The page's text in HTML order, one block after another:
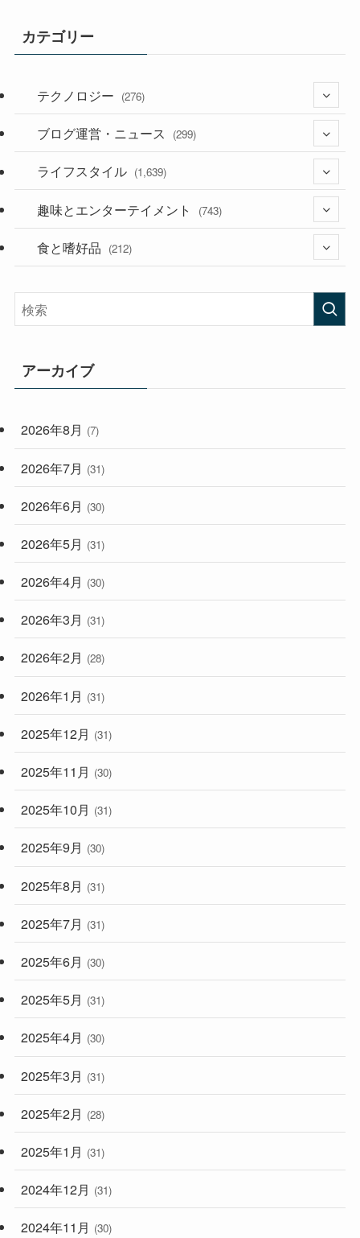
カテゴリー
テクノロジー (276)
(36)
(187)
ブログ運営・ニュース (299)
(118)
(181)
ライフスタイル (1,639)
(394)
(282)
(33)
(248)
趣味とエンターテイメント (743)
(56)
食と嗜好品 (212)
アーカイブ
2026年8月 (7)
2026年7月 (31)
2026年6月 (30)
2026年5月 (31)
2026年4月 (30)
2026年3月 (31)
2026年2月 (28)
2026年1月 (31)
2025年12月 (31)
2025年11月 (30)
2025年10月 (31)
2025年9月 (30)
2025年8月 (31)
2025年7月 (31)
2025年6月 (30)
2025年5月 (31)
2025年4月 (30)
2025年3月 (31)
2025年2月 (28)
2025年1月 (31)
2024年12月 (31)
2024年11月 (30)